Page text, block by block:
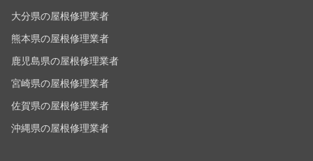
大分県の屋根修理業者
熊本県の屋根修理業者
鹿児島県の屋根修理業者
宮崎県の屋根修理業者
佐賀県の屋根修理業者
沖縄県の屋根修理業者